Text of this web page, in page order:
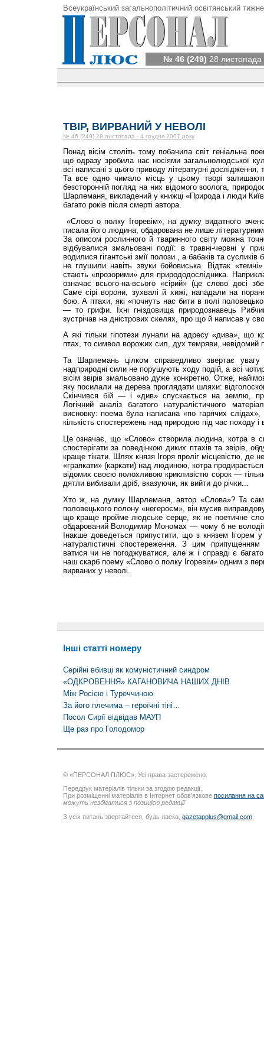
Всеукраїнський загальнополітичний освітянський
№ 46 (249) 28
ТВІР, ВИРВАНИЙ У НЕВОЛІ
№ 46 (249) 28 листопада - 4 грудня 2007 року
Понад вісім століть тому побачила світ геніальна
що одразу зробила нас носіями загаль­нолюдської
всі написані з цього приводу літературні
Та все од­но чимало місць у цьому тво­рі
безсторонній по­гляд на них відомого зооло­га,
Шарлеманя, викладений у книжці «Природа і люди
багато років після смерті автора.
«Слово о полку Ігоревім», на думку видатного
писала його людина, обдарована не лише
За описом рослин­ного й тваринного світу можна
відбувалися змальовані події: в травні-червні у
водилися гі­гантські змії полози , а бабаків та
не глушили на­віть звуки бойовиська. Від­так «темні»
стають «прозо­рими» для природодослідни­ка.
означає всього-на-всього «сірий» (це сло­во досі
Саме сірі ворони, зухвалі й хижі, нападали на
бою. А птахи, які «почнуть нас бити в полі
— то грифи. Їхні гніздовища природознавець
зустрічав на дністро­вих скелях, про що й напи­сав у
А які тільки гіпотези лунали на адресу «дива», що
птах, то символ ворожих сил, дух темряви, не­відомий
Та Шарлемань цілком справедливо звертає
надприродні сили не по­рушують ходу подій, а всі
вісім звірів змальо­вано дуже конкретно. От­же,
яку посилали на де­рева проглядати шляхи:
Скінчився бій — і «див» спускається на землю,
Логічний аналіз багатого натуралістичного
висновку: поема була напи­сана «по гарячих
кількість спостережень над природою під час походу
Це озна­чає, що «Слово» створила людина, котра в
спостері­гати за поведінкою диких птахів та звірів,
краще тікати. Шлях князя Ігоря проліг місцевістю, де
«граякати» (каркати) над лю­диною, котра продирається
відомих своєю полохли­вою крикливістю сорок —
дятли вибивали дріб, вказуючи, як вийти до річки...
Хто ж, на думку Шар­лема­ня, автор «Слова»? Та сам
половецького полону «негероєм», він мусив
що краще пройме людське серце, як не поетичне
об­да­рований Володимир Мо­но­мах — чому б не
Інакше доведеться при­пустити, що з князем Ігорем
натуралістичні спостережен­ня. З цим
ватися чи не погоджуватися, але ж і справді є
наш скарб поему «Слово о полку Ігоревім» одним з
вирваних у неволі.
Інші статті номеру
Серійні вбивці як комуністичний синдром
«ОДКРОВЕННЯ» КАГАНОВИЧА НАШИХ ДНІВ
Між Росією і Туреччиною
За його плечима – героїчні тіні…
Посол Сирії відвідав МАУП
Ще раз про Голодомор
© «ПЕРСОНАЛ ПЛЮС». Усі права застережено.
Передрук матеріалів тільки за згодою редакції.
При розміщенні матеріалів в Інтернет обов’язкове посилання на
можуть незбігатися з позицією редакції
З усіх питань звертайтеся, будь ласка, gazetapplus@gmail.com